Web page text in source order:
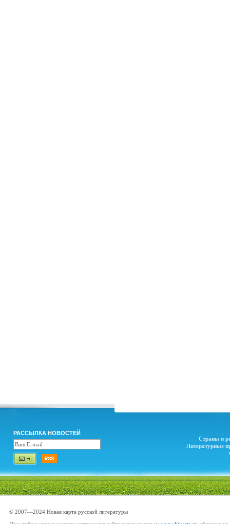
РАССЫЛКА НОВОСТЕЙ
Страны и
Литературные
© 2007—2024 Новая карта русской литературы